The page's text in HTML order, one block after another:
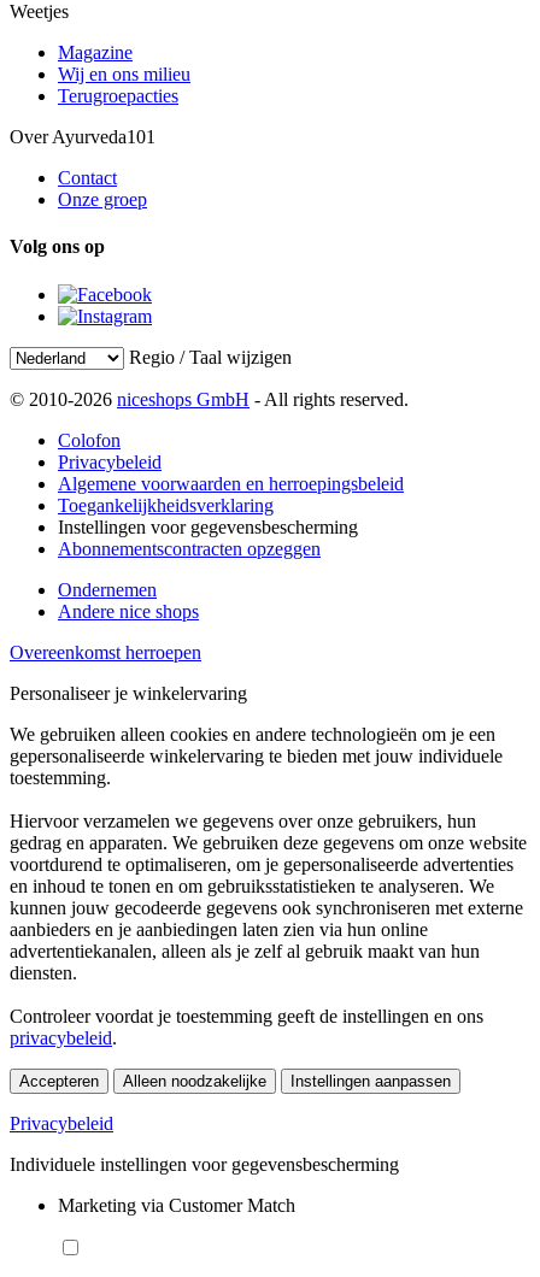
Weetjes
Magazine
Wij en ons milieu
Terugroepacties
Over Ayurveda101
Contact
Onze groep
Volg ons op
Regio / Taal wijzigen
© 2010-2026 niceshops GmbH - All rights reserved.
Colofon
Privacybeleid
Algemene voorwaarden en herroepingsbeleid
Toegankelijkheidsverklaring
Instellingen voor gegevensbescherming
Abonnementscontracten opzeggen
Ondernemen
Andere nice shops
Overeenkomst herroepen
Personaliseer je winkelervaring
We gebruiken alleen cookies en andere technologieën om je een
gepersonaliseerde winkelervaring te bieden met jouw individuele
toestemming.
Hiervoor verzamelen we gegevens over onze gebruikers, hun
gedrag en apparaten. We gebruiken deze gegevens om onze website
voortdurend te optimaliseren, om je gepersonaliseerde advertenties
en inhoud te tonen en om gebruiksstatistieken te analyseren. We
kunnen jouw gecodeerde gegevens ook synchroniseren met externe
aanbieders en je aanbiedingen laten zien via hun online
advertentiekanalen, alleen als je zelf al gebruik maakt van hun
diensten.
Controleer voordat je toestemming geeft de instellingen en ons
privacybeleid.
Accepteren Alleen noodzakelijke Instellingen aanpassen
Privacybeleid
Individuele instellingen voor gegevensbescherming
Marketing via Customer Match